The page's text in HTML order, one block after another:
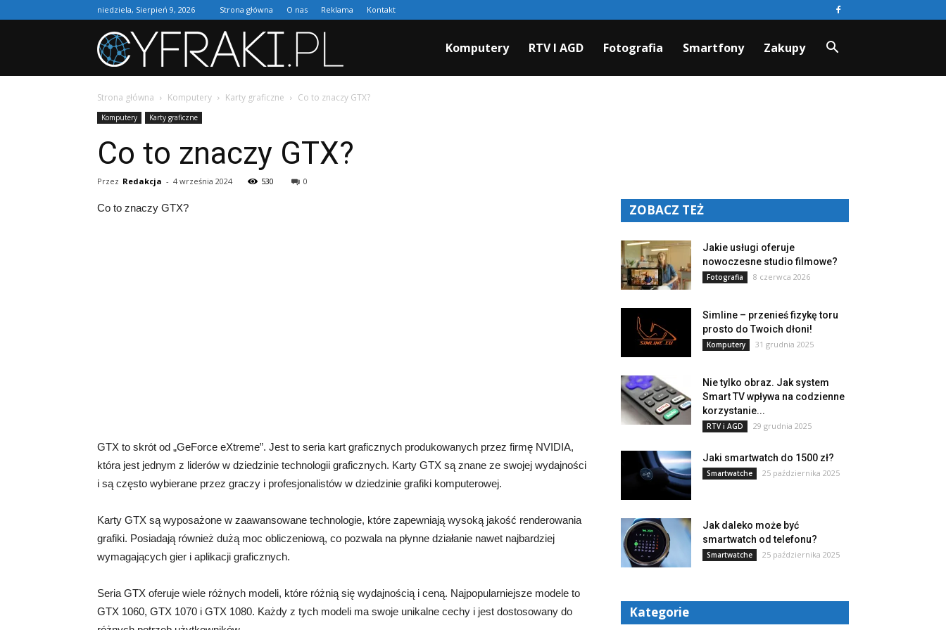
niedziela, Sierpień 9, 2026 Strona główna O nas Reklama Kontakt
Komputery RTV I AGD Fotografia Smartfony Zakupy
Strona główna Komputery Karty graficzne Co to znaczy GTX?
Komputery Karty graficzne
Co to znaczy GTX?
Przez Redakcja - 4 września 2024 530 0
Co to znaczy GTX?
GTX to skrót od „GeForce eXtreme”. Jest to seria kart graficznych produkowanych przez firmę NVIDIA,
która jest jednym z liderów w dziedzinie technologii graficznych. Karty GTX są znane ze swojej wydajności
i są często wybierane przez graczy i profesjonalistów w dziedzinie grafiki komputerowej.
Karty GTX są wyposażone w zaawansowane technologie, które zapewniają wysoką jakość renderowania
grafiki. Posiadają również dużą moc obliczeniową, co pozwala na płynne działanie nawet najbardziej
wymagających gier i aplikacji graficznych.
Seria GTX oferuje wiele różnych modeli, które różnią się wydajnością i ceną. Najpopularniejsze modele to
GTX 1060, GTX 1070 i GTX 1080. Każdy z tych modeli ma swoje unikalne cechy i jest dostosowany do
ZOBACZ TEŻ
Jakie usługi oferuje
nowoczesne studio filmowe?
Fotografia 8 czerwca 2026
Simline – przenieś fizykę toru
prosto do Twoich dłoni!
Komputery 31 grudnia 2025
Nie tylko obraz. Jak system
Smart TV wpływa na codzienne
korzystanie...
RTV i AGD 29 grudnia 2025
Jaki smartwatch do 1500 zł?
Smartwatche 25 października 2025
Jak daleko może być
smartwatch od telefonu?
Smartwatche 25 października 2025
Kategorie